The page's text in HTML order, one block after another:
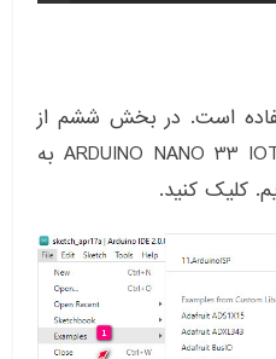
است. در بخش ششم از
سری آموزش های آردوینو ARDUINO NANO 33 IOT به
کلیک کنید.